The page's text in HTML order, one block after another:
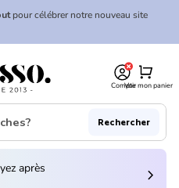
pour célébrer notre nouveau site
CompteVoir mon panier
shopping_cart
Rechercher
onglet/fenêtre)
après chevron_right